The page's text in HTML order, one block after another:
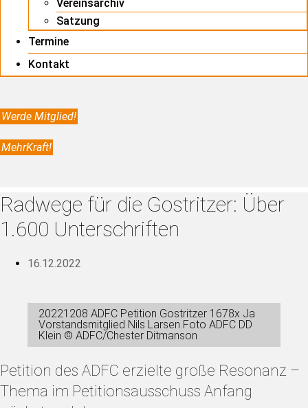
Vereinsarchiv
Satzung
Termine
Kontakt
Werde Mitglied!
MehrKraft!
Radwege für die Gostritzer: Über
1.600 Unterschriften
16.12.2022
20221208 ADFC Petition Gostritzer 1678x Ja
Vorstandsmitglied Nils Larsen Foto ADFC DD
Klein © ADFC/Chester Ditmanson
Petition des ADFC erzielte große Resonanz –
Thema im Petitionsausschuss Anfang